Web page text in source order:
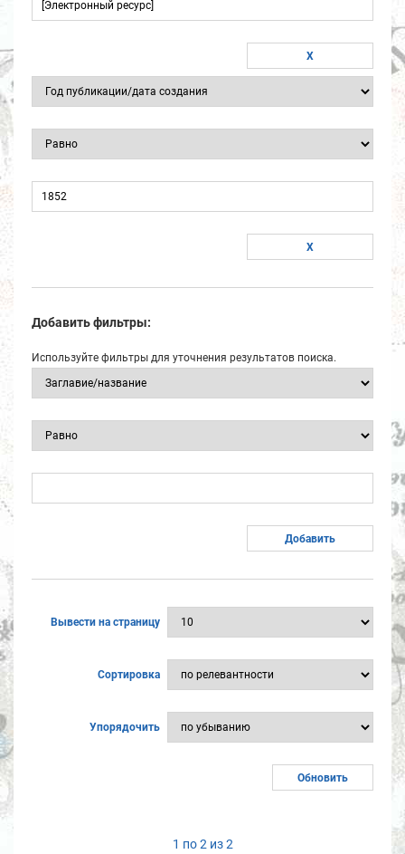
Добавить фильтры:
Используйте фильтры для уточнения результатов поиска.
Вывести на страницу
Сортировка
Упорядочить
1 по 2 из 2